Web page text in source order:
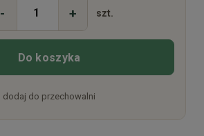
- + szt.
Do koszyka
dodaj do przechowalni